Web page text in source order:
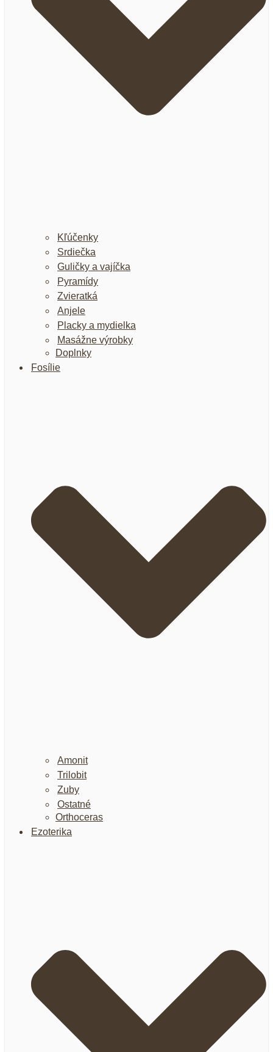
Kľúčenky
Srdiečka
Guličky a vajíčka
Pyramídy
Zvieratká
Anjele
Placky a mydielka
Masážne výrobky
Doplnky
Fosílie
Amonit
Trilobit
Zuby
Ostatné
Orthoceras
Ezoterika